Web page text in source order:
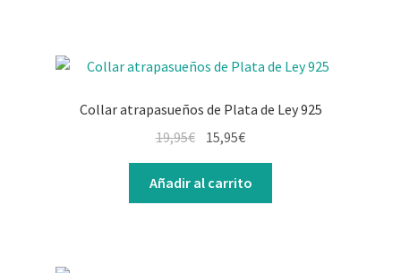
Collar atrapasueños de Plata de Ley 925
19,95€ 15,95€
Añadir al carrito